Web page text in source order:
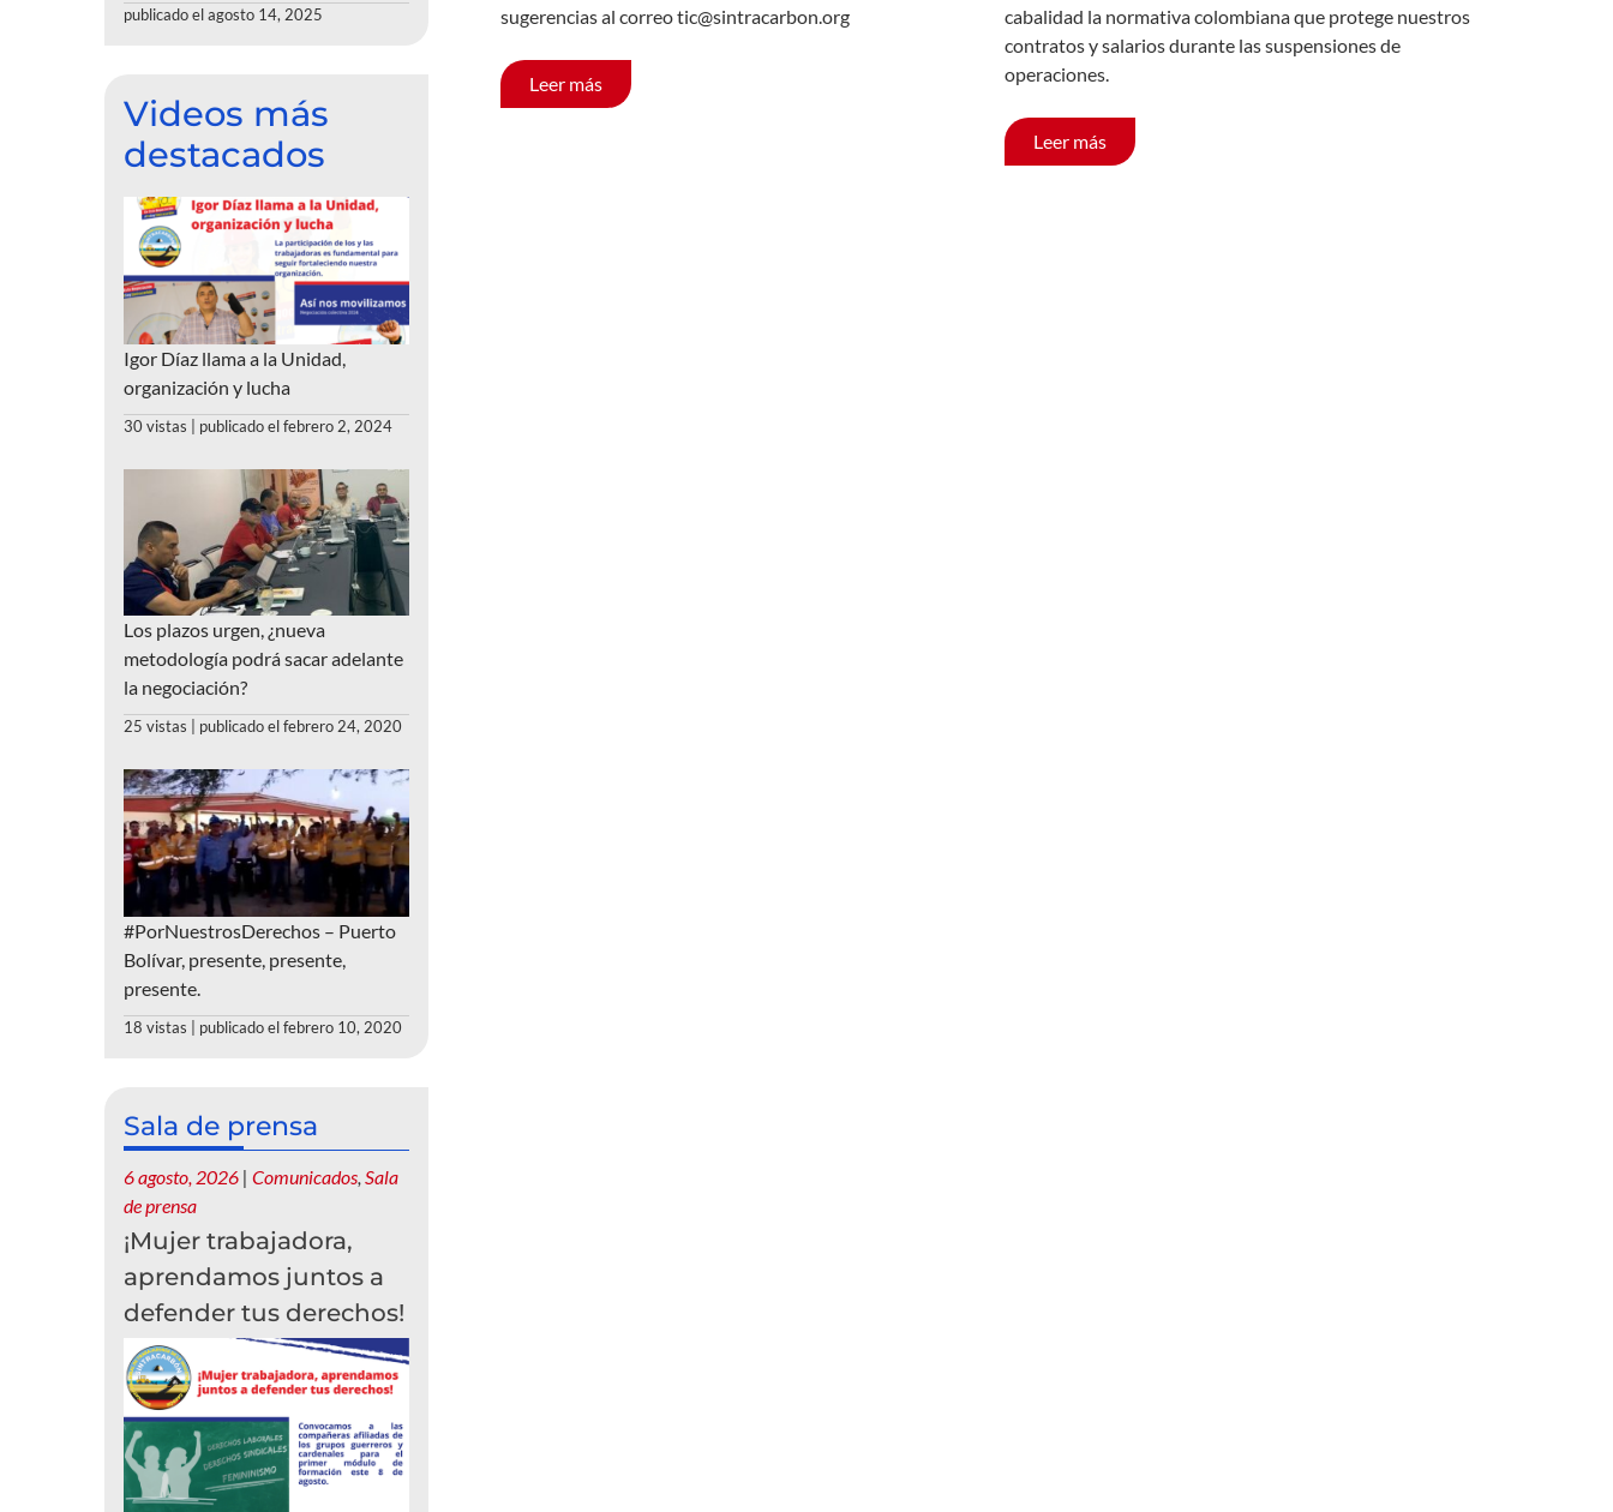
sugerencias al correo tic@sintracarbon.org
Leer más
cabalidad la normativa colombiana que protege nuestros
contratos y salarios durante las suspensiones de
operaciones.
Leer más
publicado el agosto 14, 2025
Videos más
destacados
Igor Díaz llama a la Unidad,
organización y lucha
30 vistas publicado el febrero 2, 2024
Los plazos urgen, ¿nueva
metodología podrá sacar adelante
la negociación?
25 vistas publicado el febrero 24, 2020
#PorNuestrosDerechos – Puerto
Bolívar, presente, presente,
presente.
18 vistas publicado el febrero 10, 2020
Sala de prensa
6 agosto, 2026 | Comunicados, Sala
de prensa
¡Mujer trabajadora,
aprendamos juntos a
defender tus derechos!